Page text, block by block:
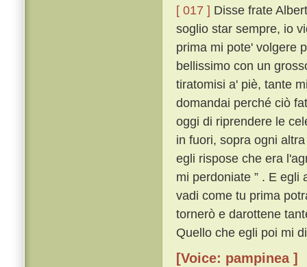
[ 017 ] Disse frate
soglio star sempre, io
prima mi pote' volgere
bellissimo con un
tiratomisi a' piè, tante
domandai perché ciò
oggi di riprendere le
in fuori, sopra ogni
egli rispose che era
mi perdoniate ” . E egli
vadi come tu prima
tornerò e darottene
Quello che egli poi mi
[Voice: pampinea ]